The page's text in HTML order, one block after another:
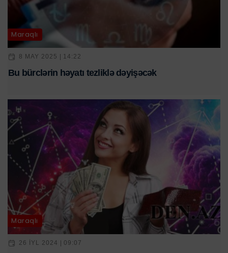
Maraqlı
8 MAY 2025 | 14:22
Bu bürclərin həyatı tezliklə dəyişəcək
Maraqlı
26 IYL 2024 | 09:07